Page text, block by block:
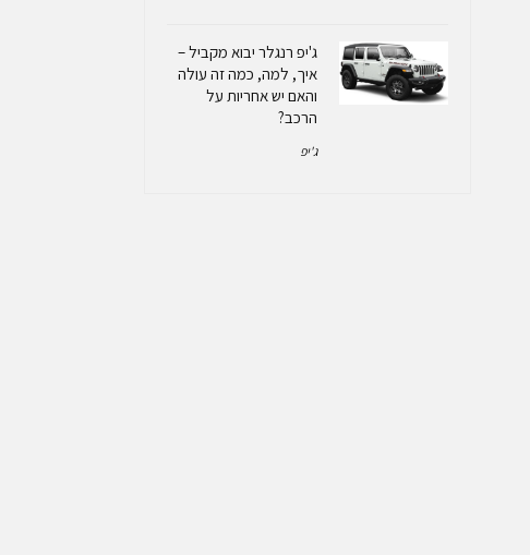
ג'יפ רנגלר יבוא מקביל –
איך, למה, כמה זה עולה
והאם יש אחריות על
הרכב?
ג'יפ